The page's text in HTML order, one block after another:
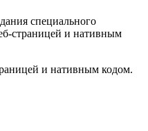
специального
страницей и нативным
и нативным кодом.